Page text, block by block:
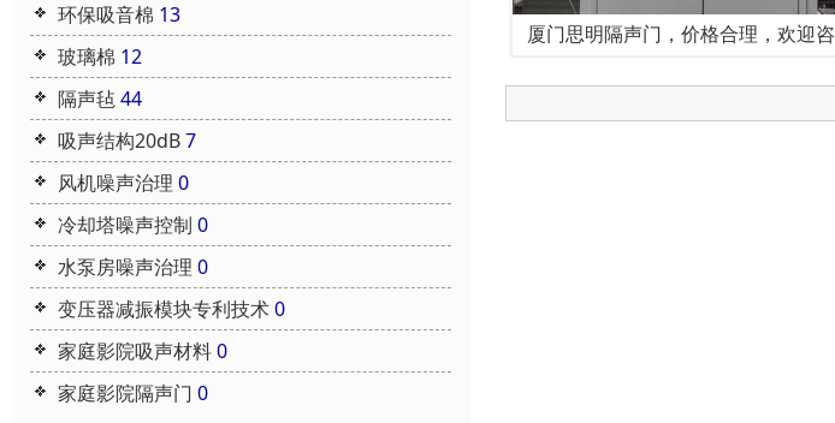
环保吸音棉 13
玻璃棉 12
隔声毡44
吸声结构20dB7
风机噪声治理 0
冷却塔噪声控制 0
水泵房噪声治理 0
变压器减振模块专利技术0
家庭影院吸声材料0
家庭影院隔声门 0
厦门思明隔声门，价格合理，欢迎咨